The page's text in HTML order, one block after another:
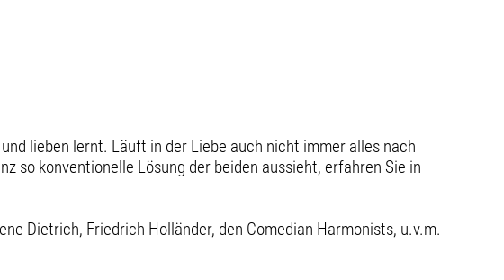
lieben lernt. Läuft in der Liebe auch nicht immer alles nach
so konventionelle Lösung der beiden aussieht, erfahren Sie in
Dietrich, Friedrich Holländer, den Comedian Harmonists, u.v.m.